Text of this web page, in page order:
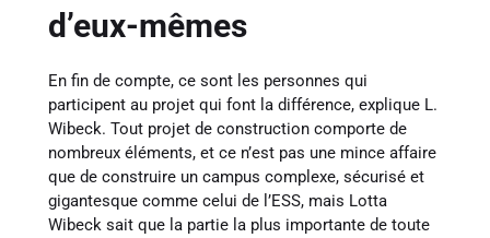
d’eux-mêmes
En fin de compte, ce sont les personnes qui
participent au projet qui font la différence, explique L.
Wibeck. Tout projet de construction comporte de
nombreux éléments, et ce n’est pas une mince affaire
que de construire un campus complexe, sécurisé et
gigantesque comme celui de l’ESS, mais Lotta
Wibeck sait que la partie la plus importante de toute